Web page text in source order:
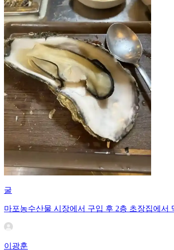
굴
마포농수산물 시장에서 구입 후 2층 초장집에
이광훈